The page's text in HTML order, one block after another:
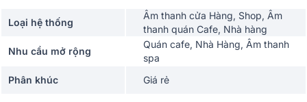
Loại hệ thống
Âm thanh cửa Hàng, Shop, Âm
thanh quán Cafe, Nhà hàng
Nhu cầu mở rộng
Quán cafe, Nhà Hàng, Âm thanh
spa
Phân khúc
Giá rẻ